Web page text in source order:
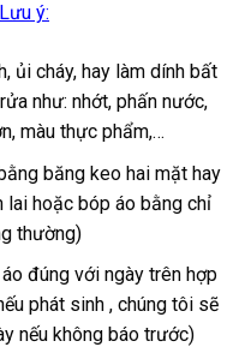
Lưu ý:
ủi cháy, hay làm dính bất
như: nhớt, phấn nước,
màu thực phẩm,…
băng keo hai mặt hay
lai hoặc bóp áo bằng chỉ
thường)
đúng với ngày trên hợp
phát sinh , chúng tôi sẽ
nếu không báo trước)